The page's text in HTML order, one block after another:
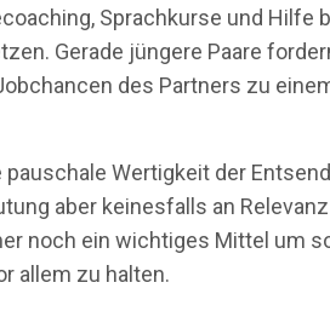
Sprachkurse und Hilfe
Gerade jüngere Paare
des Partners zu
Wertigkeit der
aber keinesfalls an
noch ein wichtiges Mittel um
allem zu halten.